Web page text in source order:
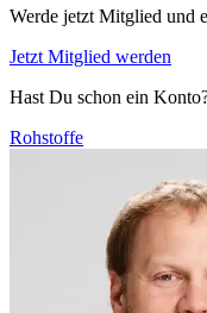
Werde jetzt Mitglied und
Jetzt Mitglied werden
Hast Du schon ein
Rohstoffe